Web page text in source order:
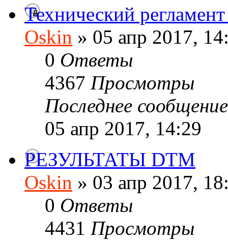
Технический
Oskin » 05 апр 2017,
0 Ответы
4367 Просмотры
Последнее
05 апр 2017, 14:29
РЕЗУЛЬТАТЫ DTM
Oskin » 03 апр 2017,
0 Ответы
4431 Просмотры